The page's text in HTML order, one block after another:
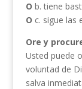
O b. tiene
O c. sigue las
Ore y
Usted puede
voluntad de
salva